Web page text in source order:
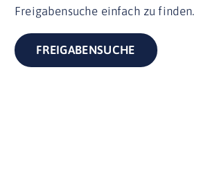
Freigabensuche einfach zu finden.
FREIGABENSUCHE